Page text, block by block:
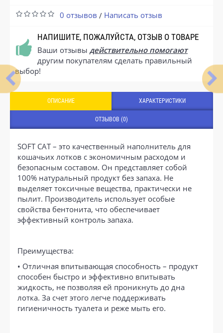
0 отзывов / Написать отзыв
НАПИШИТЕ, ПОЖАЛУЙСТА, ОТЗЫВ О ТОВАРЕ
Ваши отзывы действительно помогают
другим покупателям сделать правильный
выбор!
ОПИСАНИЕ ХАРАКТЕРИСТИКИ
ОТЗЫВОВ (0)
SOFT CAT – это качественный наполнитель для
кошачьих лотков с экономичным расходом и
безопасным составом. Он представляет собой
100% натуральный продукт без запаха. Не
выделяет токсичные вещества, практически не
пылит. Производитель использует особые
свойства бентонита, что обеспечивает
эффективный контроль запаха.
Преимущества:
• Отличная впитывающая способность – продукт
способен быстро и эффективно впитывать
жидкость, не позволяя ей проникнуть до дна
лотка. За счет этого легче поддерживать
гигиеничность туалета и реже мыть его.